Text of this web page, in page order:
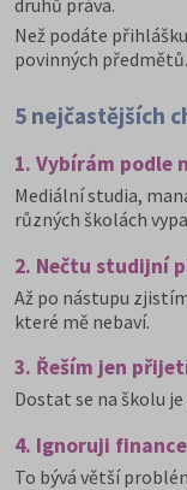
Než podáte
povinných předmětů.
5 nejčastějších
1. Vybírám podle
Mediální studia,
různých školách
2. Nečtu studijní
Až po nástupu
které mě nebaví.
3. Řeším jen
Dostat se na školu
4. Ignoruji
To bývá větší